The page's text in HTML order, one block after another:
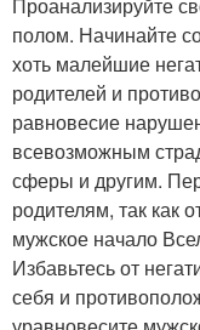
Проанализируйте
полом. Начинайте
хоть малейшие
родителей и
равновесие
всевозможным
сферы и другим.
родителям, так как
мужское начало
Избавьтесь от
себя и